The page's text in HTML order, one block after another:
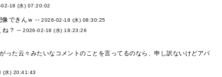
18 (水) 07:20:02
像できんｗ --2026-02-18 (水) 08:30:25
ね？ --2026-02-18 (水) 18:23:26
た云々みたいなコメントのことを言ってるのなら、申し訳ないけどアバ
(水) 20:41:43